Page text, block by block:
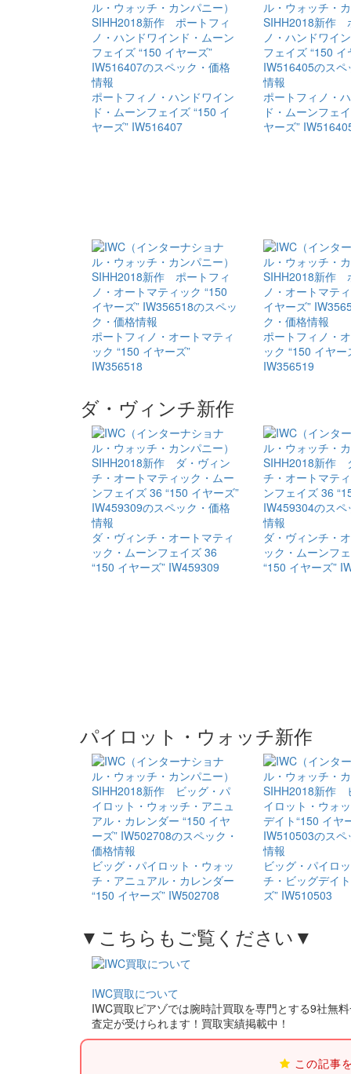
ポートフィノ・​ハンドワイン
ド・​ムーンフェイズ “150 イ
ヤーズ” IW516407
ポートフィノ・​
ド・​ムーンフェ
ヤーズ”
ポートフィノ・​オートマティ
ック “150 イヤーズ”
IW356518
ポートフィノ・​
ック “150 イヤー
IW356519
ダ・ヴィンチ新作
ダ・ヴィンチ・​​オートマティ
ック・​ムーンフェイズ 36
“150 イヤーズ” IW459309
ダ・ヴィンチ・​​
ック・​ムーンフ
“150 イヤーズ”
パイロット・ウォッチ新作
ビッグ・​パイロット・​ウォッ
チ・​アニュアル・​カレンダー
“150 イヤーズ” IW502708
ビッグ・​パイロ
チ・ビッグデイ
ズ” IW510503
▼こちらもご覧ください▼
IWC買取について
IWC買取ピアゾでは腕時計買取を専門とする9社無
査定が受けられます！買取実績掲載中！
この記事